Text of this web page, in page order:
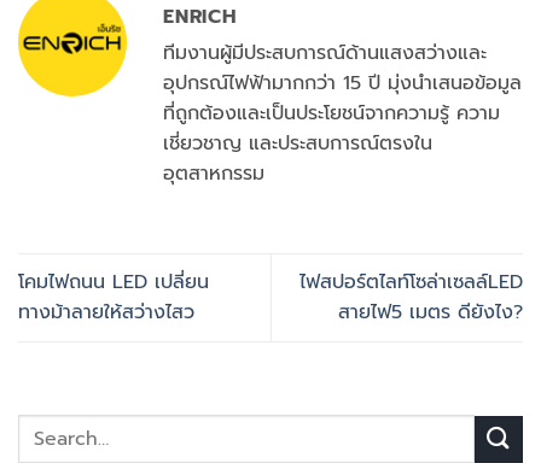
ENRICH
ทีมงานผู้มีประสบการณ์ด้านแสงสว่างและ
อุปกรณ์ไฟฟ้ามากกว่า 15 ปี มุ่งนำเสนอข้อมูล
ที่ถูกต้องและเป็นประโยชน์จากความรู้ ความ
เชี่ยวชาญ และประสบการณ์ตรงใน
อุตสาหกรรม
โคมไฟถนน LED เปลี่ยน
ทางม้าลายให้สว่างไสว
ไฟสปอร์ตไลท์โซล่าเซลล์LED
สายไฟ5 เมตร ดียังไง?